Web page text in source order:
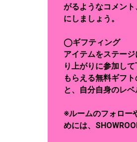
がるようなコメン
にしましょう。
◯ギフティング
アイテムをステー
り上がりに参加し
もらえる無料ギフ
と、自分自身のレ
※ルームのフォロー
めには、